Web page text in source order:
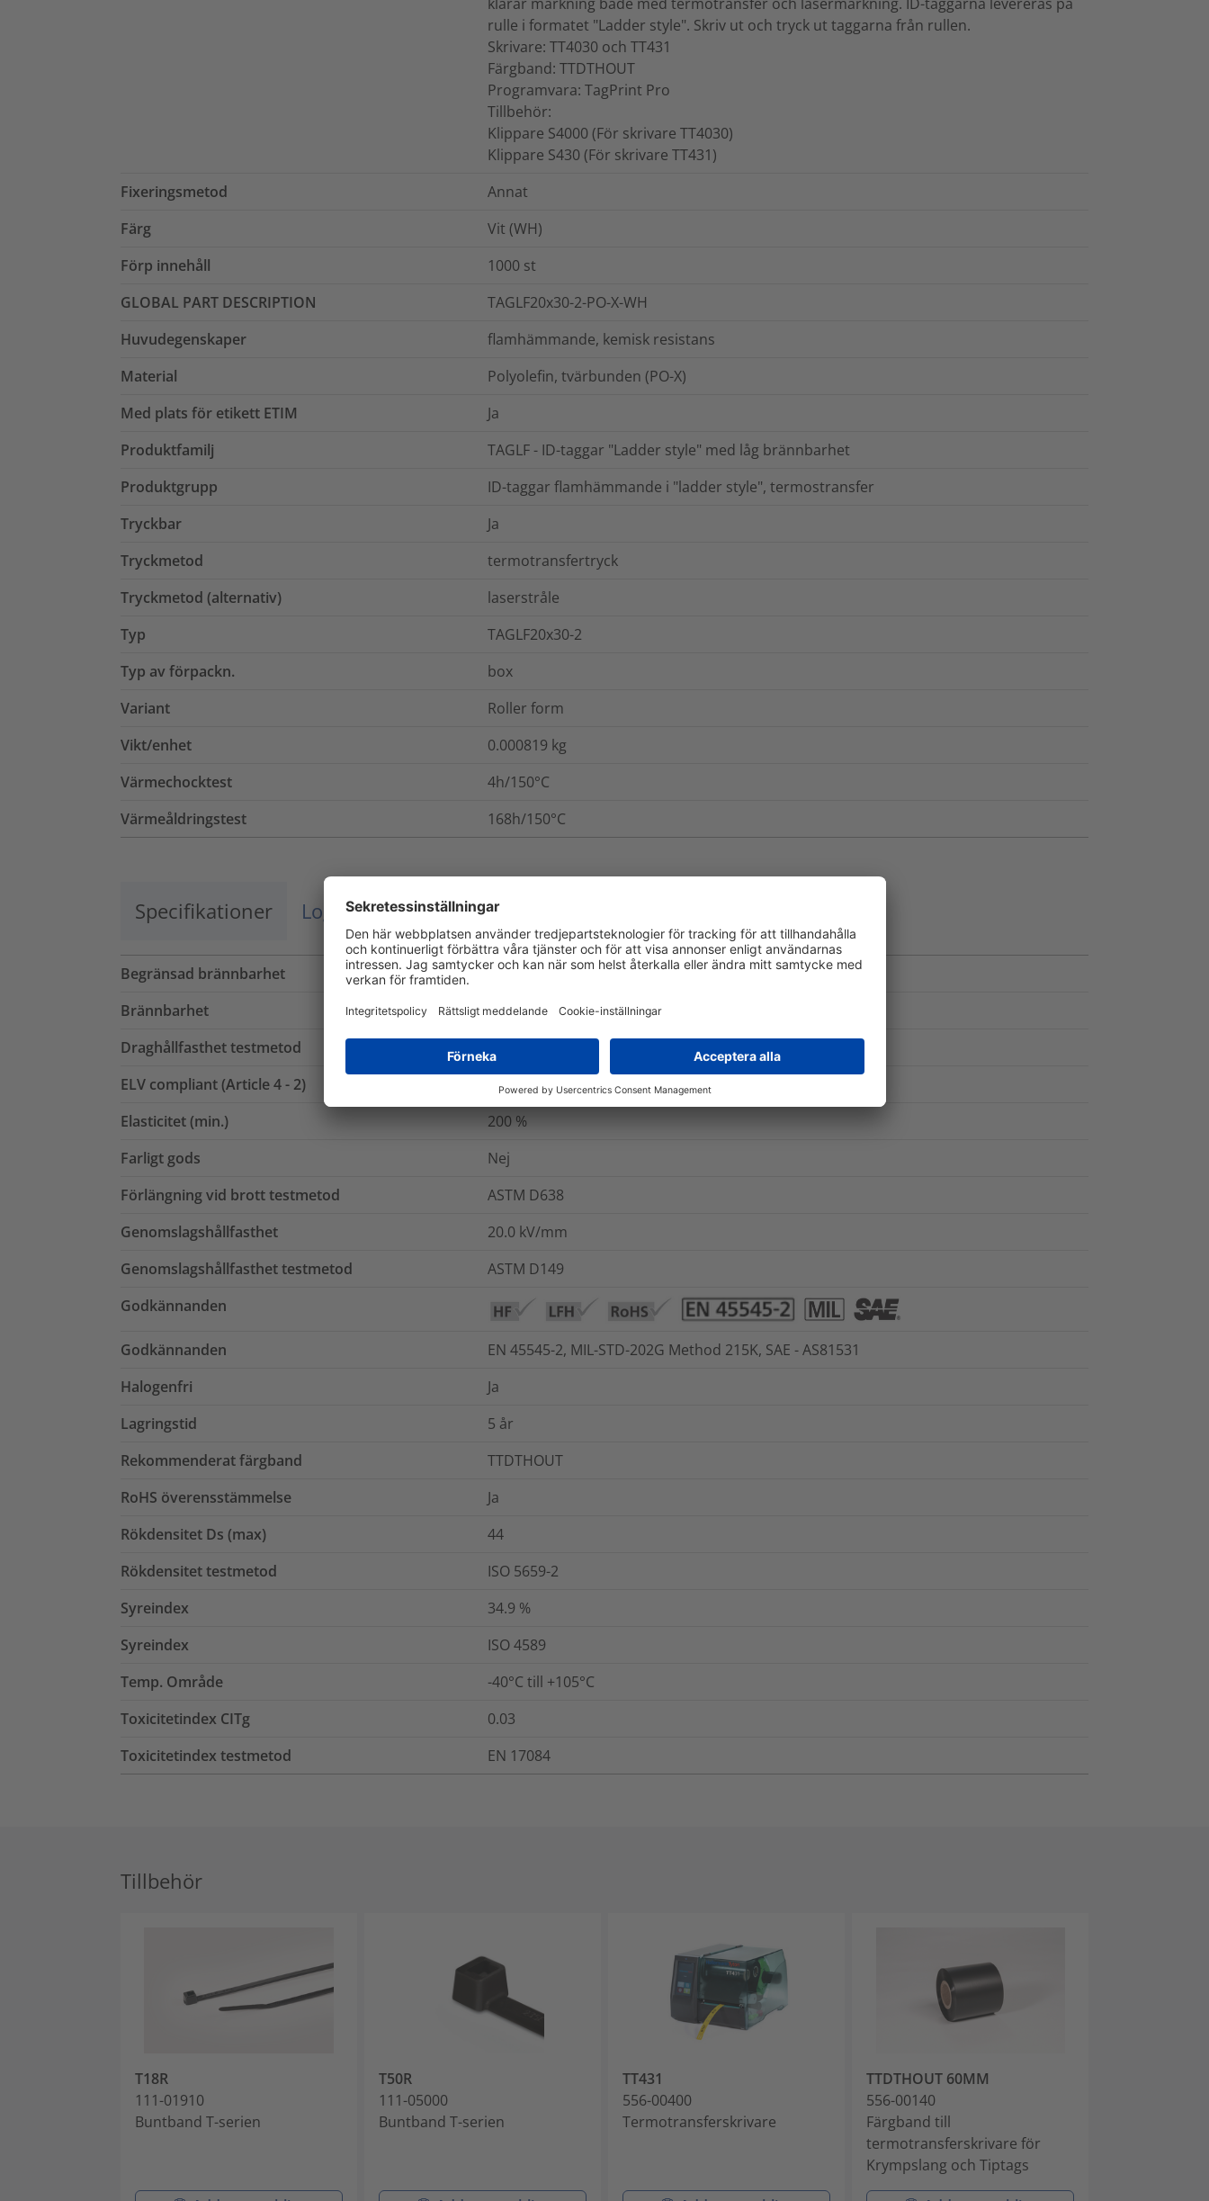
rulle i formatet "Ladder style". Skriv ut och tryck ut taggarna från rullen.
Skrivare: TT4030 och TT431
Färgband: TTDTHOUT
Programvara: TagPrint Pro
Tillbehör:
Klippare S4000 (För skrivare TT4030)
Klippare S430 (För skrivare TT431)
Fixeringsmetod
Annat
Färg
Vit (WH)
Förp innehåll
1000 st
GLOBAL PART DESCRIPTION
TAGLF20x30-2-PO-X-WH
Huvudegenskaper
flamhämmande, kemisk resistans
Material
Polyolefin, tvärbunden (PO-X)
Med plats för etikett ETIM
Ja
Produktfamilj
TAGLF - ID-taggar "Ladder style" med låg brännbarhet
Produktgrupp
ID-taggar flamhämmande i "ladder style", termostransfer
Tryckbar
Ja
Tryckmetod
termotransfertryck
Tryckmetod (alternativ)
laserstråle
Typ
TAGLF20x30-2
Typ av förpackn.
box
Variant
Roller form
Vikt/enhet
0.000819 kg
Värmechocktest
4h/150°C
Värmeåldringstest
168h/150°C
Specifikationer Logistik och Förpackning
Begränsad brännbarhet
Ja
Brännbarhet
ASTM D635
Draghållfasthet testmetod
ELV compliant (Article 4 - 2)
Elasticitet (min.)
200 %
Farligt gods
Nej
Förlängning vid brott testmetod
ASTM D638
Genomslagshållfasthet
20.0 kV/mm
Genomslagshållfasthet testmetod
ASTM D149
Godkännanden
Godkännanden
EN 45545-2, MIL-STD-202G Method 215K, SAE - AS81531
Halogenfri
Ja
Lagringstid
5 år
Rekommenderat färgband
TTDTHOUT
RoHS överensstämmelse
Ja
Rökdensitet Ds (max)
44
Rökdensitet testmetod
ISO 5659-2
Syreindex
34.9 %
Syreindex
ISO 4589
Temp. Område
-40°C till +105°C
Toxicitetindex CITg
0.03
Toxicitetindex testmetod
EN 17084
Tillbehör
T18R
111-01910
Buntband T-serien
T50R
111-05000
Buntband T-serien
TT431
556-00400
Termotransferskrivare
TTDTHOUT 60MM
556-00140
Färgband till
termotransferskrivare för
Krympslang och Tiptags